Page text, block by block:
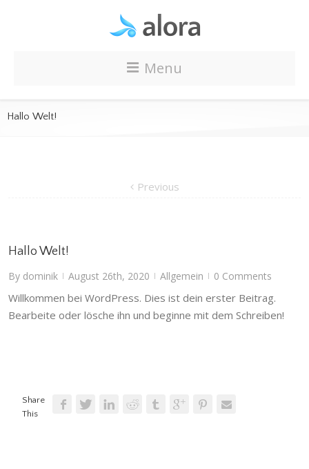
Menu
Hallo Welt!
Previous
Hallo Welt!
By dominik | August 26th, 2020 | Allgemein | 0 Comments
Willkommen bei WordPress. Dies ist dein erster Beitrag.
Bearbeite oder lösche ihn und beginne mit dem Schreiben!
Share
This